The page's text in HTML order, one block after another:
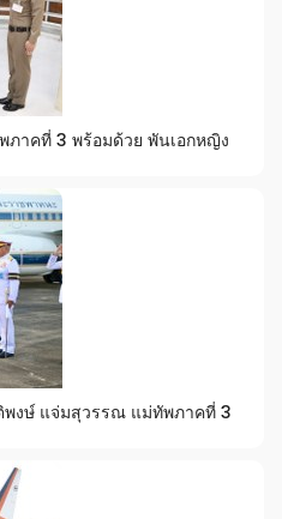
าคที่ 3 พร้อมด้วย พันเอกหญิง
งษ์ แจ่มสุวรรณ แม่ทัพภาคที่ 3